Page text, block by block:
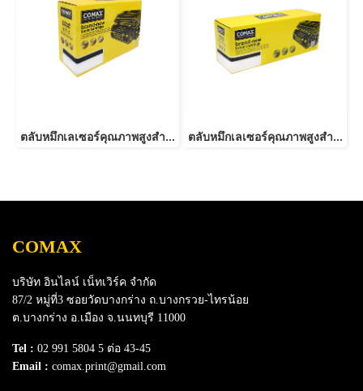
ตลับหมึกเลเซอร์คุณภาพสูงสำหรับ Fuji Xerox รุ่น 3428 Black ตลับหมึกเลเซอร์คุณภาพสูงสำหรับ Fuji Xerox รุ่น P265dw (CT202329/202330)
COMAX
บริษัท อินไลน์ เน็ทเวิร์ค จำกัด
87/2 หมู่ที่3 ซอยวัดบางกร่าง ถ.บางกรวย-ไทรน้อย
ต.บางกร่าง อ.เมือง จ.นนทบุรี 11000
Tel : 02 991 5804 5 ต่อ 43-45
Email : comax.print@gmail.com